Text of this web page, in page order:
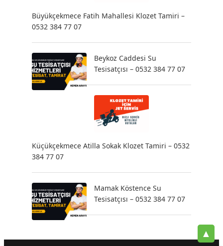
Büyükçekmece Fatih Mahallesi Klozet Tamiri –
0532 384 77 07
Beykoz Caddesi Su
Tesisatçısı – 0532 384 77 07
Küçükçekmece Atilla Sokak Klozet Tamiri – 0532
384 77 07
Mamak Köstence Su
Tesisatçısı – 0532 384 77 07
▲